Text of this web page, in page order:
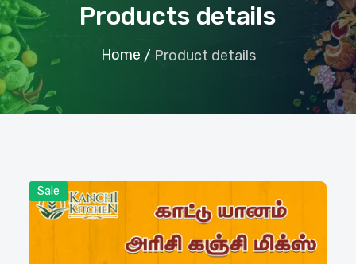
Products details
Home / Product details
Sale